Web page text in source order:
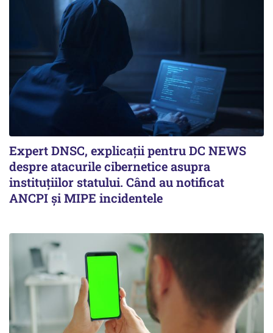
Expert DNSC, explicații pentru DC NEWS
despre atacurile cibernetice asupra
instituțiilor statului. Când au notificat
ANCPI și MIPE incidentele